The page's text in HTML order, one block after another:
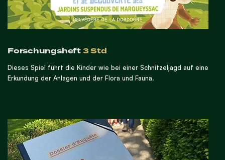
Forschungsheft3 Std
Dieses Spiel führt die Kinder wie bei einer Schnitzeljagd auf eine
Erkundung der Anlagen und der Flora und Fauna.